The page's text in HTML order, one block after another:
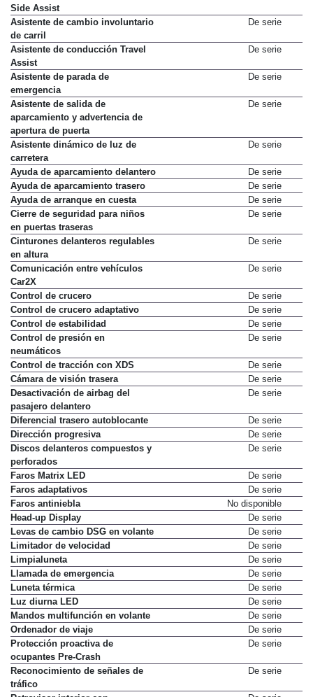
Asistente de cambio de carril
Side Assist
Asistente de cambio involuntario
de carril
Asistente de conducción Travel
Assist
Asistente de parada de
emergencia
Asistente de salida de
aparcamiento y advertencia de
apertura de puerta
Asistente dinámico de luz de
carretera
Ayuda de aparcamiento delantero
De serie
Ayuda de aparcamiento trasero
De serie
Ayuda de arranque en cuesta
De serie
Cierre de seguridad para niños
en puertas traseras
Cinturones delanteros regulables
en altura
Comunicación entre vehículos
Car2X
Control de crucero
De serie
Control de crucero adaptativo
De serie
Control de estabilidad
De serie
Control de presión en
neumáticos
Control de tracción con XDS
De serie
Cámara de visión trasera
De serie
Desactivación de airbag del
pasajero delantero
Diferencial trasero autoblocante
De serie
Dirección progresiva
De serie
Discos delanteros compuestos y
perforados
Faros Matrix LED
De serie
Faros adaptativos
De serie
Faros antiniebla
No disponible
Head-up Display
De serie
Levas de cambio DSG en volante
De serie
Limitador de velocidad
De serie
Limpialuneta
De serie
Llamada de emergencia
De serie
Luneta térmica
De serie
Luz diurna LED
De serie
Mandos multifunción en volante
De serie
Ordenador de viaje
De serie
Protección proactiva de
ocupantes Pre-Crash
Reconocimiento de señales de